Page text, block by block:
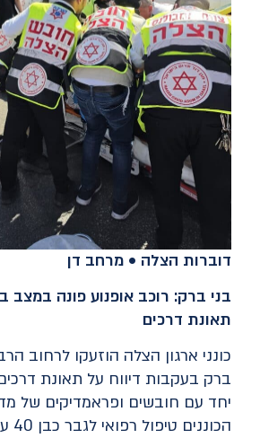
דוברות הצלה • מרחב דן
בני ברק: רוכב אופנוע פונה במצב
תאונת דרכים
כונני ארגון הצלה הוזעקו לרחוב
ברק בעקבות דיווח על תאונת
יחד עם חובשים ופראמדיקים של